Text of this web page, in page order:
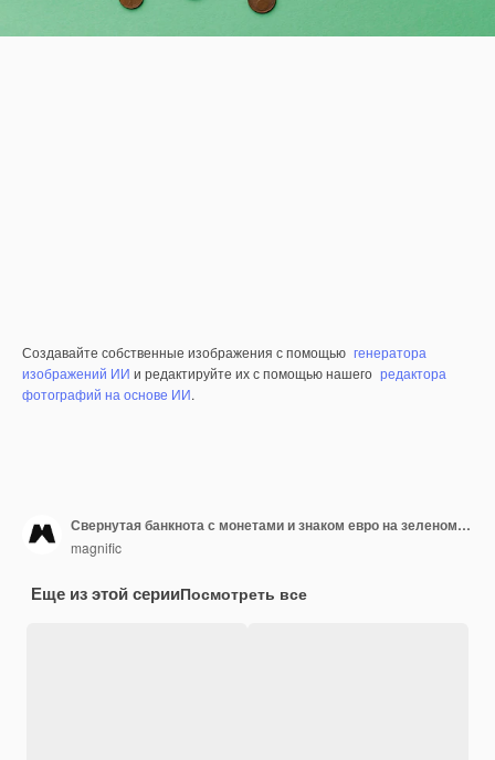
Создавайте собственные изображения с помощью генератора
изображений ИИ и редактируйте их с помощью нашего редактора
фотографий на основе ИИ.
Свернутая банкнота с монетами и знаком евро на зеленом фоне
magnific
Еще из этой серииПосмотреть все